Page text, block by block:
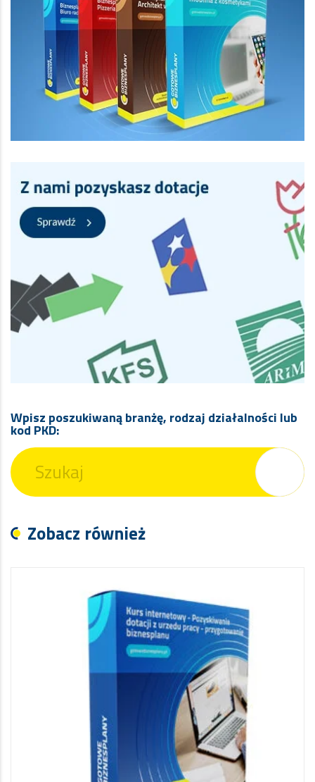
Wpisz poszukiwaną branżę, rodzaj działalności lub
kod PKD:
Zobacz również